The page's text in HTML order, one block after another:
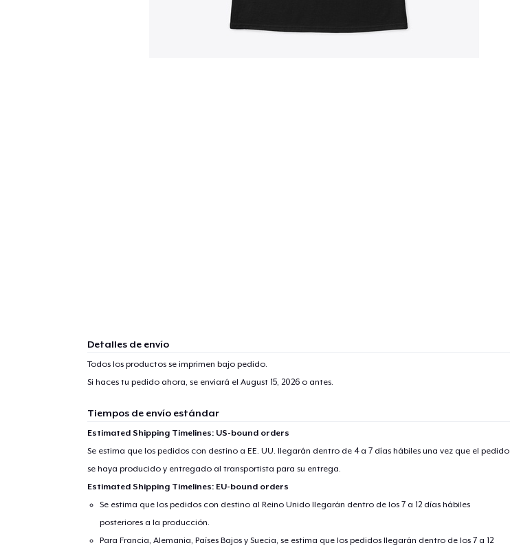
Detalles de envío
Todos los productos se imprimen bajo pedido.
Si haces tu pedido ahora, se enviará el August 15, 2026o antes.
Tiempos de envío estándar
Estimated Shipping Timelines: US-bound orders
Se estima que los pedidos con destino a EE. UU. llegarán dentro de 4 a 7 días hábiles una vez que el pedido
se haya producido y entregado al transportista para su entrega.
Estimated Shipping Timelines: EU-bound orders
Se estima que los pedidos con destino al Reino Unido llegarán dentro de los 7 a 12 días hábiles
posteriores a la producción.
Para Francia, Alemania, Países Bajos y Suecia, se estima que los pedidos llegarán dentro de los 7 a 12